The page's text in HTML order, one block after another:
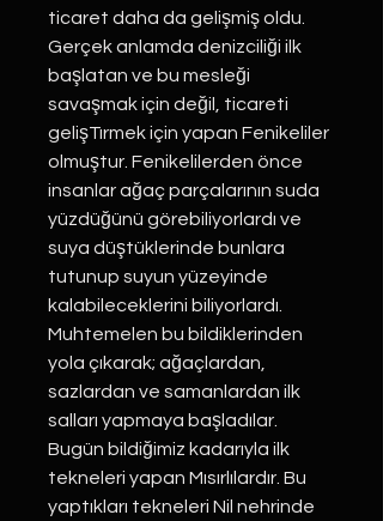
ticaret daha da gelişmiş oldu.
Gerçek anlamda denizciliği ilk
başlatan ve bu mesleği
savaşmak için değil, ticareti
gelişTırmek için yapan Fenikeliler
olmuştur. Fenikelilerden önce
insanlar ağaç parçalarının suda
yüzdüğünü görebiliyorlardı ve
suya düştüklerinde bunlara
tutunup suyun yüzeyinde
kalabileceklerini biliyorlardı.
Muhtemelen bu bildiklerinden
yola çıkarak; ağaçlardan,
sazlardan ve samanlardan ilk
salları yapmaya başladılar.
Bugün bildiğimiz kadarıyla ilk
tekneleri yapan Mısırlılardır. Bu
yaptıkları tekneleri Nil nehrinde